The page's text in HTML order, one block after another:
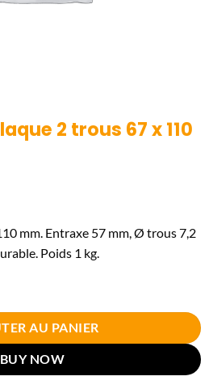
2 trous 67 x 110
mm. Entraxe 57 mm, Ø trous 7,2
Poids 1 kg.
2 trous 67 x 110 mm
AU PANIER
BUY NOW